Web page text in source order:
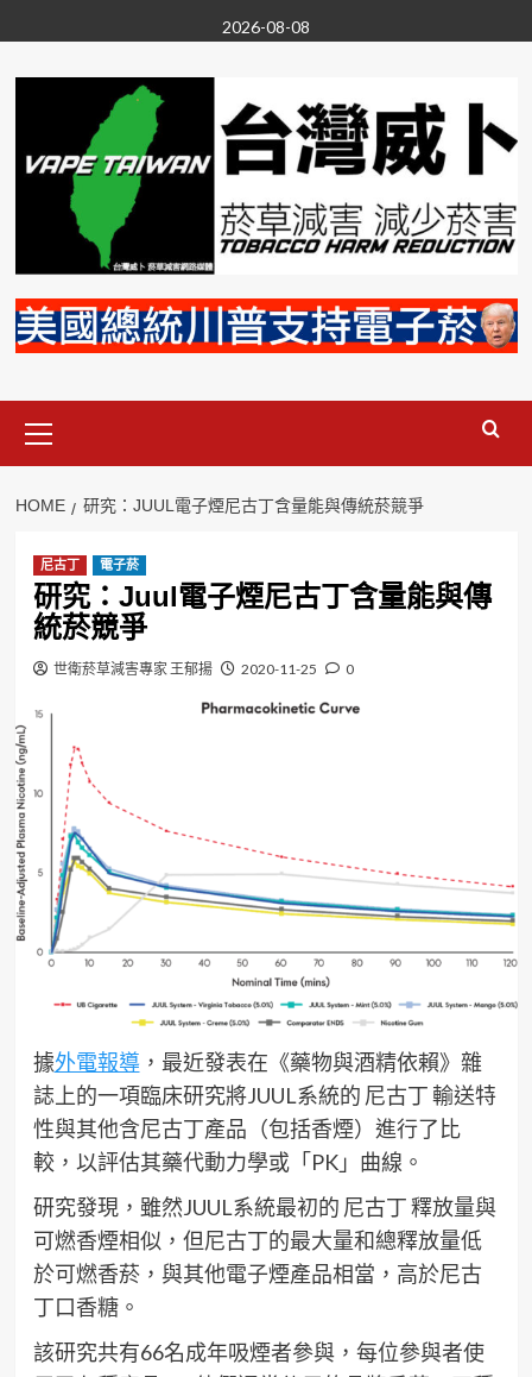
to
content
2026-08-08
Menu
HOME 研究：JUUL電子煙尼古丁含量能與傳統菸競爭
尼古丁 電子菸
研究：Juul電子煙尼古丁含量能與傳
統菸競爭
世衛菸草減害專家 王郁揚 2020-11-25 0
據外電報導 ，最近發表在《藥物與酒精依賴》雜
誌上的一項臨床研究將JUUL系統的 尼古丁 輸送特
性與其他含尼古丁產品（包括香煙）進行了比
較，以評估其藥代動力學或「PK」曲線。
研究發現，雖然JUUL系統最初的 尼古丁 釋放量與
可燃香煙相似，但尼古丁的最大量和總釋放量低
於可燃香菸，與其他電子煙產品相當，高於尼古
丁口香糖。
該研究共有66名成年吸煙者參與，每位參與者使